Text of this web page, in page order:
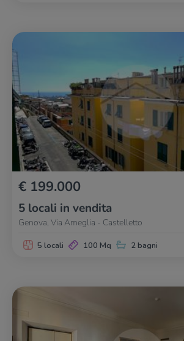
€ 199.000
5 locali in vendita
Genova, Via Ameglia - Castelletto
5 locali 100 Mq 2 bagni